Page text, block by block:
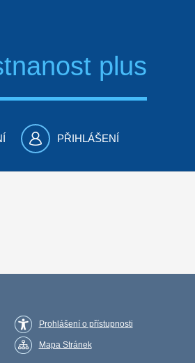
plus
PŘIHLÁŠENÍ
Prohlášení o přístupnosti
Mapa Stránek